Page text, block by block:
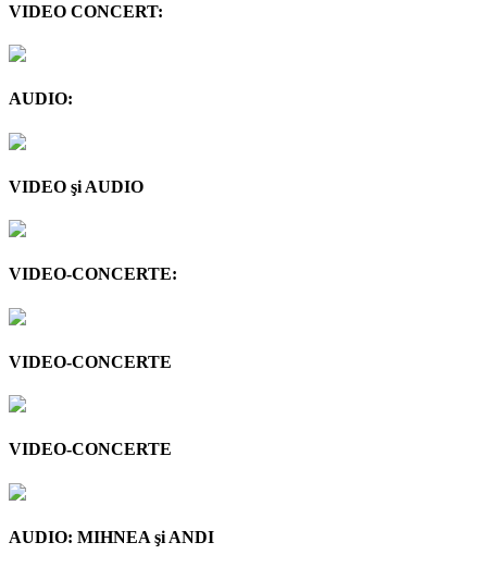
VIDEO CONCERT:
AUDIO:
VIDEO şi AUDIO
VIDEO-CONCERTE:
VIDEO-CONCERTE
VIDEO-CONCERTE
AUDIO: MIHNEA şi ANDI